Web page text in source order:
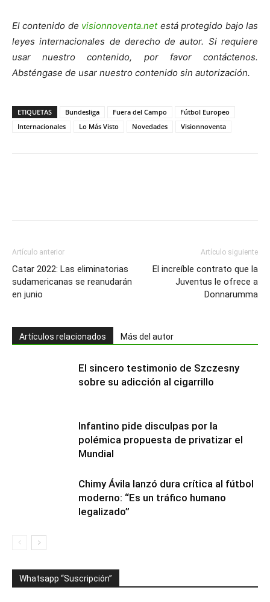
El contenido de visionnoventa.netestá protegido bajo las
leyes internacionales de derecho de autor. Si requiere
usar nuestro contenido, por favor contáctenos.
Absténgase de usar nuestro contenido sin autorización.
ETIQUETAS Bundesliga Fuera del Campo
Fútbol Europeo
Internacionales
Lo Más Visto Novedades Visionnoventa
Artículo anterior
Catar 2022: Las eliminatorias
sudamericanas se reanudarán
en junio
Artículo siguiente
El increíble contrato que la
Juventus le ofrece a
Donnarumma
Artículos relacionados Más del autor
El sincero testimonio de Szczesny
sobre su adicción al cigarrillo
Infantino pide disculpas por la
polémica propuesta de privatizar el
Mundial
Chimy Ávila lanzó dura crítica al fútbol
moderno: “Es un tráfico humano
legalizado”
Whatsapp “Suscripción”